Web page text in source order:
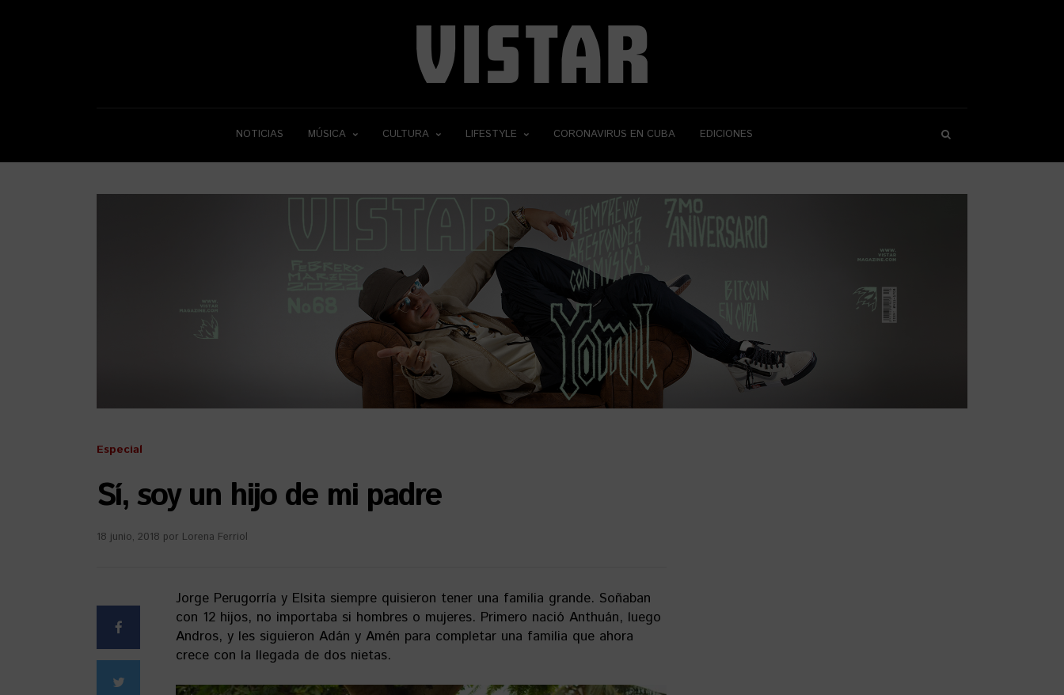
NOTICIAS MÚSICA CULTURA LIFESTYLE CORONAVIRUS EN CUBA EDICIONES
Especial
Sí, soy un hijo de mi padre
18 junio, 2018 por Lorena Ferriol
Jorge Perugorría y Elsita siempre quisieron tener una familia grande. Soñaban
con 12 hijos, no importaba si hombres o mujeres. Primero nació Anthuán, luego
Andros, y les siguieron Adán y Amén para completar una familia que ahora
crece con la llegada de dos nietas.